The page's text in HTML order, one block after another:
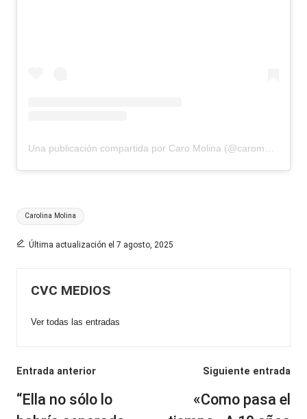
Una publicación compartida por Caro Molina (@caromolinaoficial)
Etiquetas:
Carolina Molina
Última actualización el 7 agosto, 2025
CVC MEDIOS
Ver todas las entradas
Navegación
de
entradas
Entrada anterior
“Ella no sólo lo
Siguiente entrada
«Como pasa el